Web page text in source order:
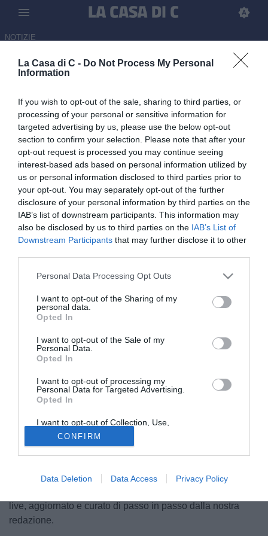
La Casa di C - Do Not Process My Personal
Information
If you wish to opt-out of the sale, sharing to third parties, or
processing of your personal or sensitive information for
targeted advertising by us, please use the below opt-out
section to confirm your selection. Please note that after your
opt-out request is processed you may continue seeing
interest-based ads based on personal information utilized by
us or personal information disclosed to third parties prior to
your opt-out. You may separately opt-out of the further
disclosure of your personal information by third parties on the
IAB’s list of downstream participants. This information may
also be disclosed by us to third parties on the IAB’s List of
Downstream Participants that may further disclose it to other
Personal Data Processing Opt Outs
I want to opt-out of the Sharing of my
personal data.
Opted In
I want to opt-out of the Sale of my
Personal Data.
Opted In
I want to opt-out of processing my
Personal Data for Targeted Advertising.
Opted In
I want to opt-out of Collection, Use,
Retention, Sale, and/or Sharing of my
Personal Data that Is Unrelated with the
Purposes for which it was collected.
Opted Out
CONFIRM
Data Deletion Data Access Privacy Policy
NOTIZIE
Calciomercato Serie C, tutte le
giugno | LIVE
LIVE
10.06.2026 08:00 di Alessio Navarini
Tutte le ultime trattative e ufficialità di calciomercato di Serie C:
resta aggiornato sugli ultimi movimenti di tutti e tre i gironi e non
solo.
calciomercatonon è ancora ufficialmente cominciato ma
ci sono già dei club scatenati, tra rinnovi e ufficialità
in cerca di acquisti o cessioni per presentarsi nel miglior
modo possibile ai nastri di partenza della stagione
27.
Tutte le ultime trattative e le ufficialità di questo mercato,
live, aggiornato e curato di passo in passo dalla nostra
redazione.